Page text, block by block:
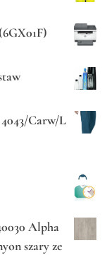
Carw/L
Alpha
szary ze